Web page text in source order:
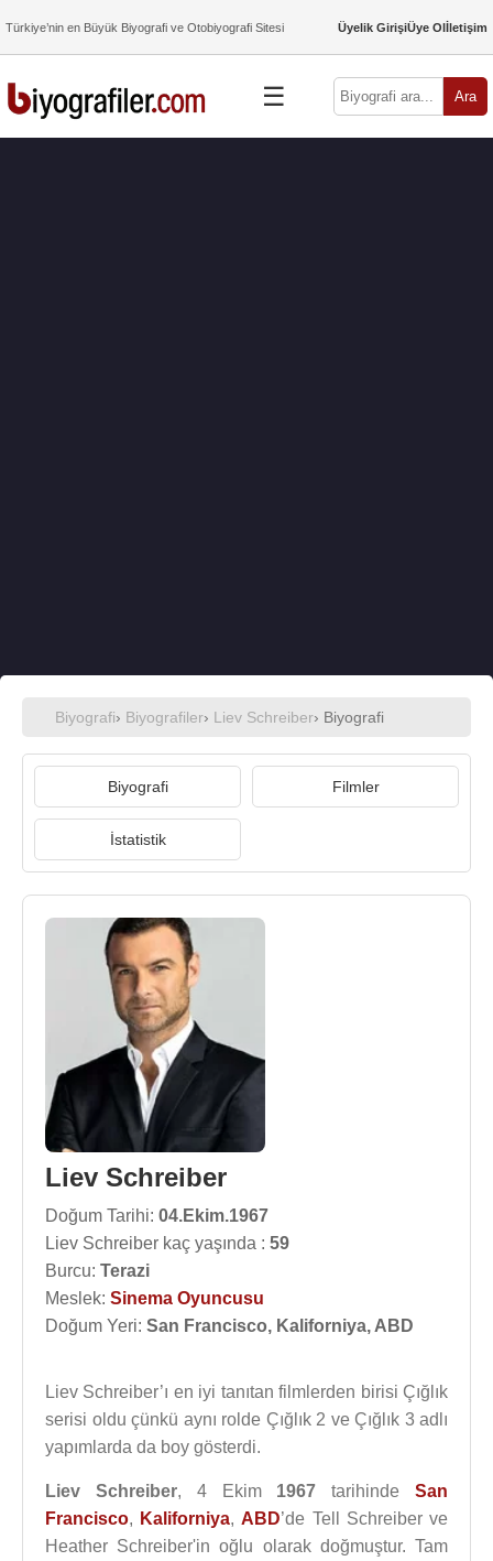
Türkiye’nin en Büyük Biyografi ve Otobiyografi Sitesi Üyelik GirişiÜye Olİletişim
☰ Ara
Biyografi› Biyografiler› Liev Schreiber› Biyografi
Biyografi Filmler
İstatistik
Liev Schreiber
Doğum Tarihi: 04.Ekim.1967
Liev Schreiber kaç yaşında : 59
Burcu: Terazi
Meslek: Sinema Oyuncusu
Doğum Yeri: San Francisco, Kaliforniya, ABD
Liev Schreiber’ı en iyi tanıtan filmlerden birisi Çığlık
serisi oldu çünkü aynı rolde Çığlık 2 ve Çığlık 3 adlı
yapımlarda da boy gösterdi.
Liev Schreiber, 4 Ekim 1967 tarihindeSan
Francisco, Kaliforniya,ABD’de Tell Schreiber ve
Heather Schreiber'in oğlu olarak doğmuştur. Tam